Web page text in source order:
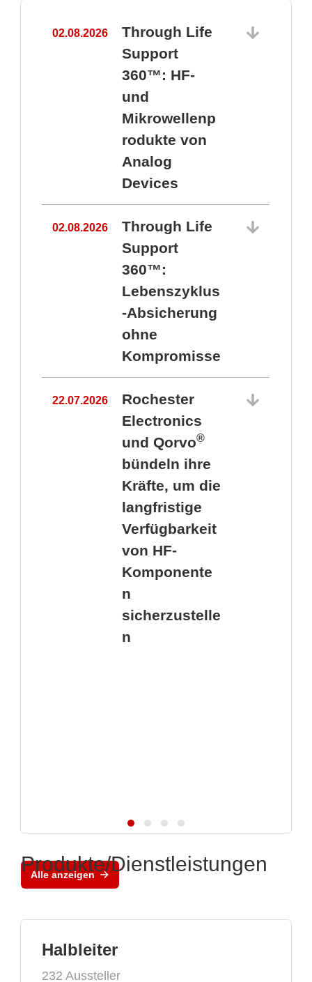
02.08.2026
Through Life
Support
360™: HF-
und
Mikrowellenp
rodukte von
Analog
Devices
02.08.2026
Through Life
Support
360™:
Lebenszyklus
-Absicherung
ohne
Kompromisse
22.07.2026
Rochester
Electronics
und Qorvo®
bündeln ihre
Kräfte, um die
langfristige
Verfügbarkeit
von HF-
Komponente
n
sicherzustelle
n
Alle anzeigen
Produkte/Dienstleistungen
Halbleiter
232 Aussteller